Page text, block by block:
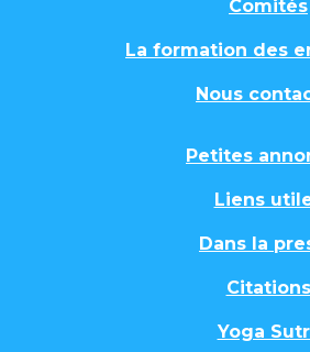
Comités
La formation des
Nous
Petites
Liens
Dans la
Citations
Yoga